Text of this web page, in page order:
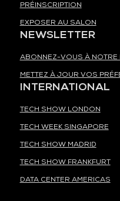
PRÉINSCRIPTION
EXPOSER AU SALON
NEWSLETTER
ABONNEZ-VOUS À NOTRE
METTEZ À JOUR VOS
INTERNATIONAL
TECH SHOW LONDON
TECH WEEK SINGAPORE
TECH SHOW MADRID
TECH SHOW FRANKFURT
DATA CENTER AMERICAS